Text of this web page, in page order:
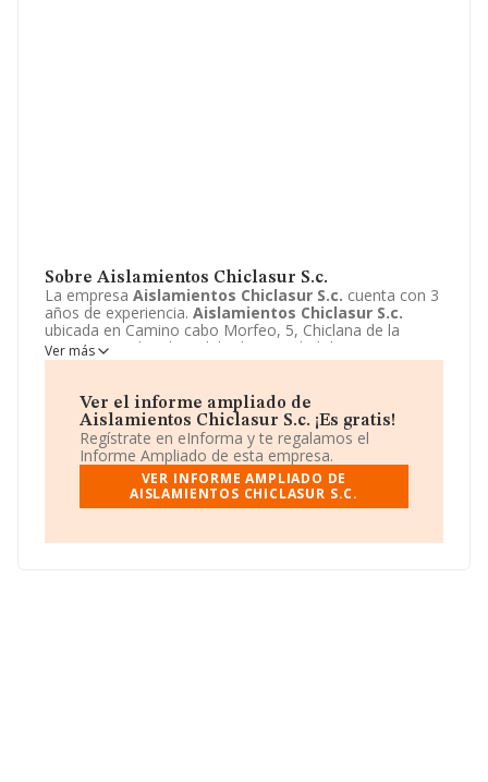
Sobre Aislamientos Chiclasur S.c.
La empresa Aislamientos Chiclasur S.c. cuenta con 3
años de experiencia. Aislamientos Chiclasur S.c.
ubicada en Camino cabo Morfeo, 5, Chiclana de la
Frontera, Cadiz. El modelo de sociedad de
Aislamientos Chiclasur S.c.es Sociedad civil.
Ver más
Ver el informe ampliado de
Aislamientos Chiclasur S.c. ¡Es gratis!
Regístrate en eInforma y te regalamos el
Informe Ampliado de esta empresa.
VER INFORME AMPLIADO DE
AISLAMIENTOS CHICLASUR S.C.